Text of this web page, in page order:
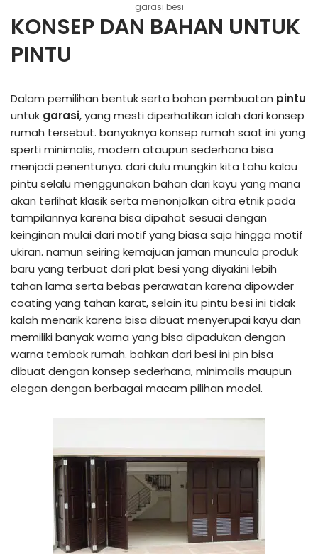
garasi besi
KONSEP DAN BAHAN UNTUK
PINTU
Dalam pemilihan bentuk serta bahan pembuatan pintu
untuk garasi, yang mesti diperhatikan ialah dari konsep
rumah tersebut. banyaknya konsep rumah saat ini yang
sperti minimalis, modern ataupun sederhana bisa
menjadi penentunya. dari dulu mungkin kita tahu kalau
pintu selalu menggunakan bahan dari kayu yang mana
akan terlihat klasik serta menonjolkan citra etnik pada
tampilannya karena bisa dipahat sesuai dengan
keinginan mulai dari motif yang biasa saja hingga motif
ukiran. namun seiring kemajuan jaman muncula produk
baru yang terbuat dari plat besi yang diyakini lebih
tahan lama serta bebas perawatan karena dipowder
coating yang tahan karat, selain itu pintu besi ini tidak
kalah menarik karena bisa dibuat menyerupai kayu dan
memiliki banyak warna yang bisa dipadukan dengan
warna tembok rumah. bahkan dari besi ini pin bisa
dibuat dengan konsep sederhana, minimalis maupun
elegan dengan berbagai macam pilihan model.